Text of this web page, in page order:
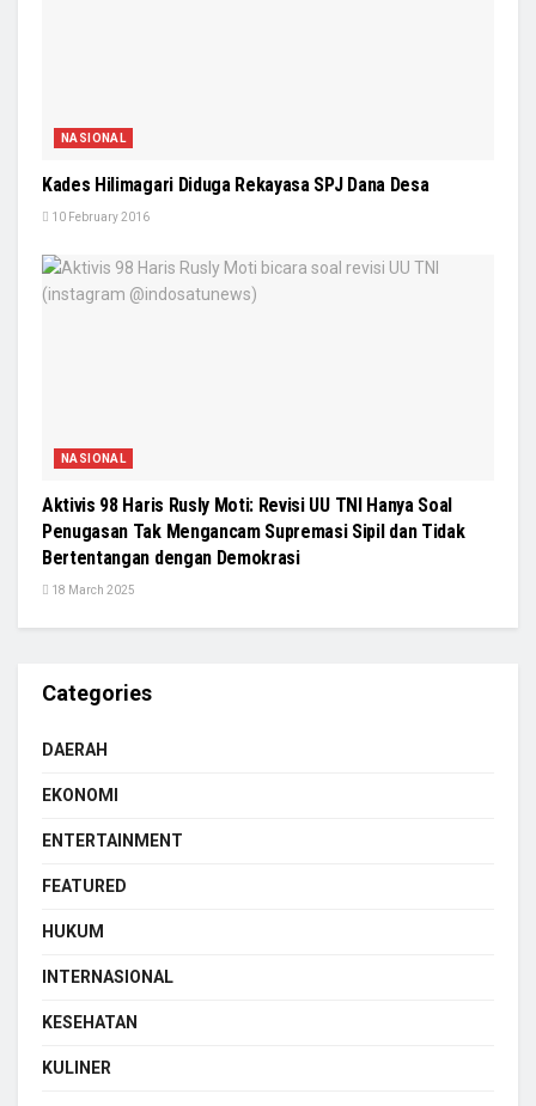
NASIONAL
Kades Hilimagari Diduga Rekayasa SPJ Dana Desa
10 February 2016
NASIONAL
Aktivis 98 Haris Rusly Moti: Revisi UU TNI Hanya Soal
Penugasan Tak Mengancam Supremasi Sipil dan Tidak
Bertentangan dengan Demokrasi
18 March 2025
Categories
DAERAH
EKONOMI
ENTERTAINMENT
FEATURED
HUKUM
INTERNASIONAL
KESEHATAN
KULINER